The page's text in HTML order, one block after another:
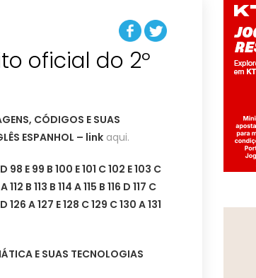
oficial do 2º
CÓDIGOS E SUAS
ESPANHOL – link aqui.
E 99 B 100 E 101 C 102 E 103 C
B 113 B 114 A 115 B 116 D 117 C
126 A 127 E 128 C 129 C 130 A 131
E SUAS TECNOLOGIAS